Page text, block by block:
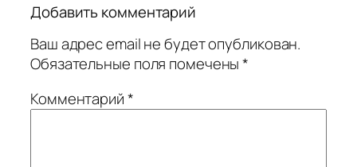
Добавить комментарий
Ваш адрес email не будет опубликован.
Обязательные поля помечены*
Комментарий*